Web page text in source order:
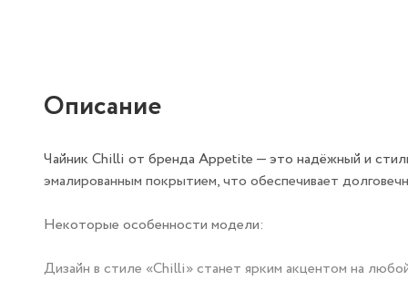
Описание
Чайник Chilli от бренда Appetite — это надёжный и
эмалированным покрытием, что обеспечивает
Некоторые особенности модели:
Дизайн в стиле «Chilli» станет ярким акцентом на